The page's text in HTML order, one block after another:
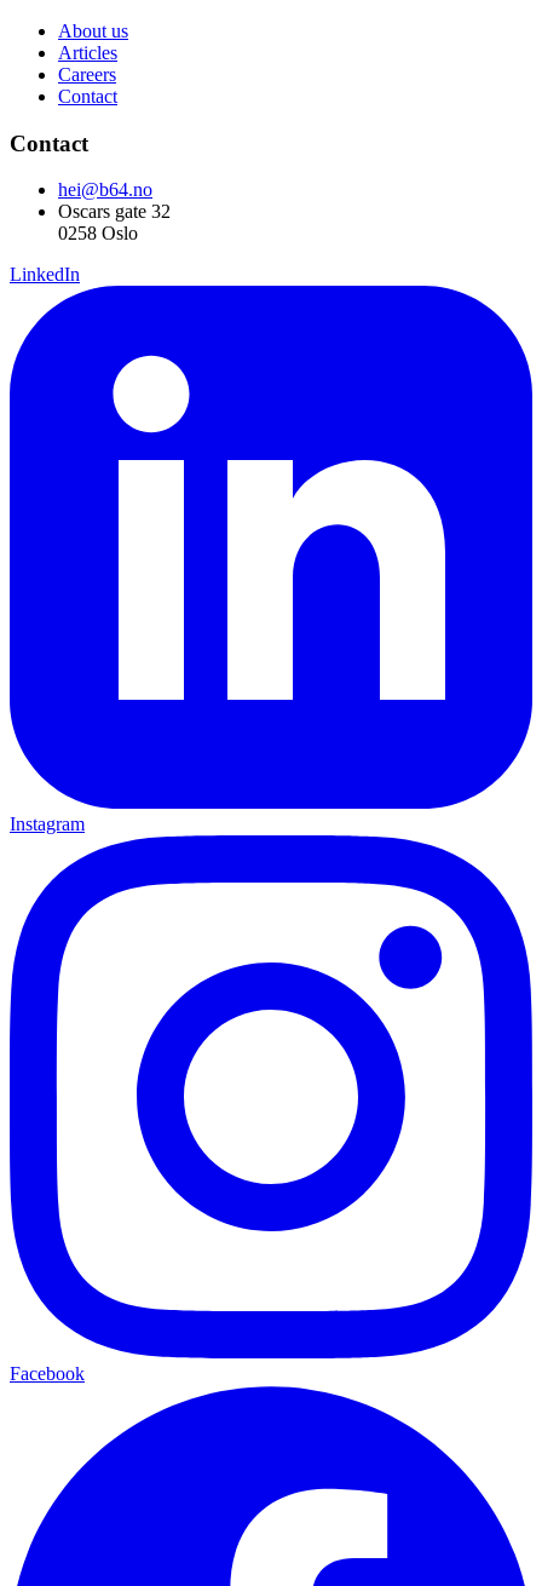
About us
Articles
Careers
Contact
Contact
hei@b64.no
Oscars gate 32
0258 Oslo
LinkedIn
Instagram
Facebook